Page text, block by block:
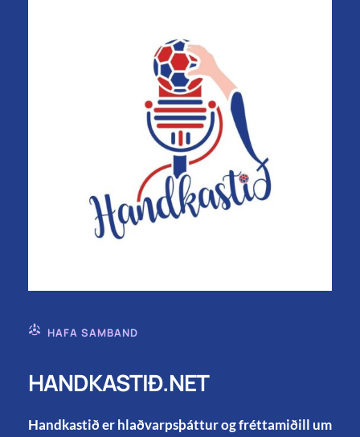
HAFA SAMBAND
HANDKASTIÐ.NET
Handkastið er hlaðvarpsþáttur og fréttamiðill um